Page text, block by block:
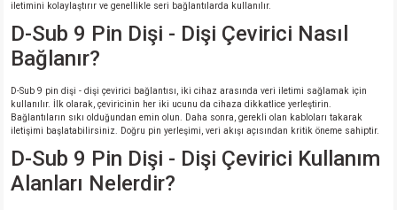
iletimini kolaylaştırır ve genellikle seri bağlantılarda kullanılır.
D-Sub 9 Pin Dişi - Dişi Çevirici Nasıl
Bağlanır?
D-Sub 9 pin dişi - dişi çevirici bağlantısı, iki cihaz arasında veri iletimi sağlamak için
kullanılır. İlk olarak, çeviricinin her iki ucunu da cihaza dikkatlice yerleştirin.
Bağlantıların sıkı olduğundan emin olun. Daha sonra, gerekli olan kabloları takarak
iletişimi başlatabilirsiniz. Doğru pin yerleşimi, veri akışı açısından kritik öneme sahiptir.
D-Sub 9 Pin Dişi - Dişi Çevirici Kullanım
Alanları Nelerdir?